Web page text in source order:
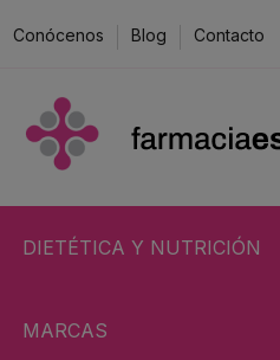
Conócenos Blog Contacto
DIETÉTICA Y NUTRICIÓN
MARCAS